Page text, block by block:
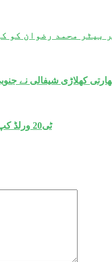
بیٹر محمد رضوان کو
ٹی20 ورلڈ کپ میں 500 چھکے لگنے کا نیا ریکارڈ قائم